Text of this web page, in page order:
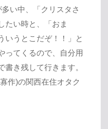
い中、「クリスタさ
たい時と、「おま
いうとこだぞ！！」と
ってくるので、自分用
書き残して行きます。
作)の関西在住オタク